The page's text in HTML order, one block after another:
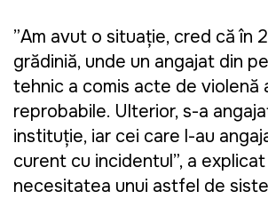
”Am avut o situație, cred că în
grădiniță, unde un angajat din
tehnic a comis acte de violență
reprobabile. Ulterior, s-a
instituție, iar cei care l-au
curent cu incidentul”, a
necesitatea unui astfel de